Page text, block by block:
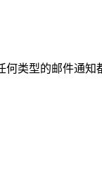
类型的邮件通知